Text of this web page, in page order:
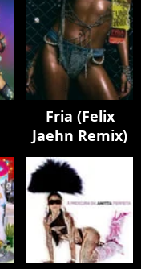
Fria (Felix
Jaehn Remix)